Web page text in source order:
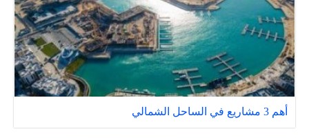
أهم 3 مشاريع في الساحل الشمالي